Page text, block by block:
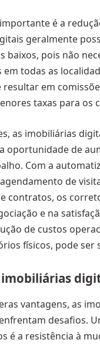
é a
geralmente
baixos, pois não
todas as
em
taxas para os
as imobiliárias
oportunidade de
Com a
de
contratos, os
e na
de custos
físicos, pode ser
imobiliárias
vantagens, as
desafios.
é a resistência à